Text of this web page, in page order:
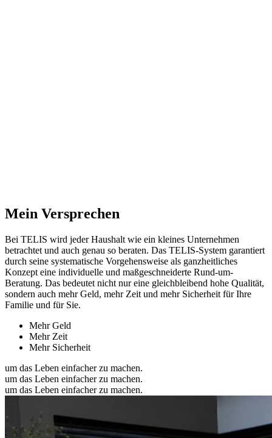
Mein Versprechen
Bei TELIS wird jeder Haushalt wie ein kleines Unternehmen
betrachtet und auch genau so beraten. Das TELIS-System garantiert
durch seine systematische Vorgehensweise als ganzheitliches
Konzept eine individuelle und maßgeschneiderte Rund-um-
Beratung. Das bedeutet nicht nur eine gleichbleibend hohe Qualität,
sondern auch mehr Geld, mehr Zeit und mehr Sicherheit für Ihre
Familie und für Sie.
Mehr Geld
Mehr Zeit
Mehr Sicherheit
um das Leben einfacher zu machen.
um das Leben einfacher zu machen.
um das Leben einfacher zu machen.